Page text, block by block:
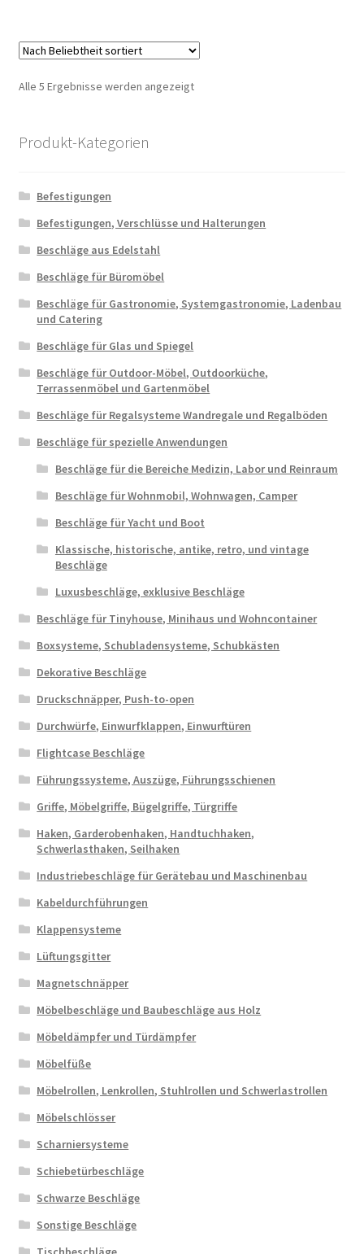
Alle 5 Ergebnisse werden angezeigtNach
Produkt-Kategorien
Befestigungen
Befestigungen, Verschlüsse und Halterungen
Beschläge aus Edelstahl
Beschläge für Büromöbel
Beschläge für Gastronomie, Systemgastronomie, Ladenbau
und Catering
Beschläge für Glas und Spiegel
Beschläge für Outdoor-Möbel, Outdoorküche,
Terrassenmöbel und Gartenmöbel
Beschläge für Regalsysteme Wandregale und Regalböden
Beschläge für spezielle Anwendungen
Beschläge für die Bereiche Medizin, Labor und Reinraum
Beschläge für Wohnmobil, Wohnwagen, Camper
Beschläge für Yacht und Boot
Klassische, historische, antike, retro, und vintage
Beschläge
Luxusbeschläge, exklusive Beschläge
Beschläge für Tinyhouse, Minihaus und Wohncontainer
Boxsysteme, Schubladensysteme, Schubkästen
Dekorative Beschläge
Druckschnäpper, Push-to-open
Durchwürfe, Einwurfklappen, Einwurftüren
Flightcase Beschläge
Führungssysteme, Auszüge, Führungsschienen
Griffe, Möbelgriffe, Bügelgriffe, Türgriffe
Haken, Garderobenhaken, Handtuchhaken,
Schwerlasthaken, Seilhaken
Industriebeschläge für Gerätebau und Maschinenbau
Kabeldurchführungen
Klappensysteme
Lüftungsgitter
Magnetschnäpper
Möbelbeschläge und Baubeschläge aus Holz
Möbeldämpfer und Türdämpfer
Möbelfüße
Möbelrollen, Lenkrollen, Stuhlrollen und Schwerlastrollen
Möbelschlösser
Scharniersysteme
Schiebetürbeschläge
Schwarze Beschläge
Sonstige Beschläge